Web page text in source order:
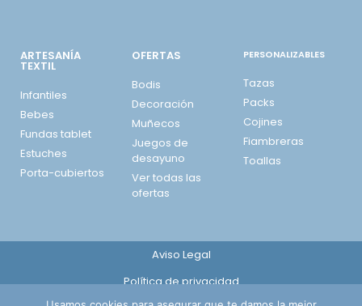
ARTESANÍA
TEXTIL
Infantiles
Bebes
Fundas tablet
Estuches
Porta-cubiertos
OFERTAS
Bodis
Decoración
Muñecos
Juegos de
desayuno
Ver todas las
ofertas
PERSONALIZABLES
Tazas
Packs
Cojines
Fiambreras
Toallas
Aviso Legal
Política de privacidad